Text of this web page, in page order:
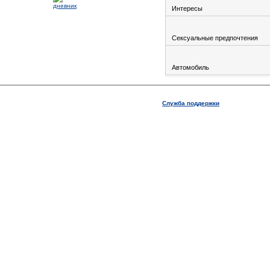
дневник
Интересы
Сексуальные предпочтения
Автомобиль
Служба поддержки